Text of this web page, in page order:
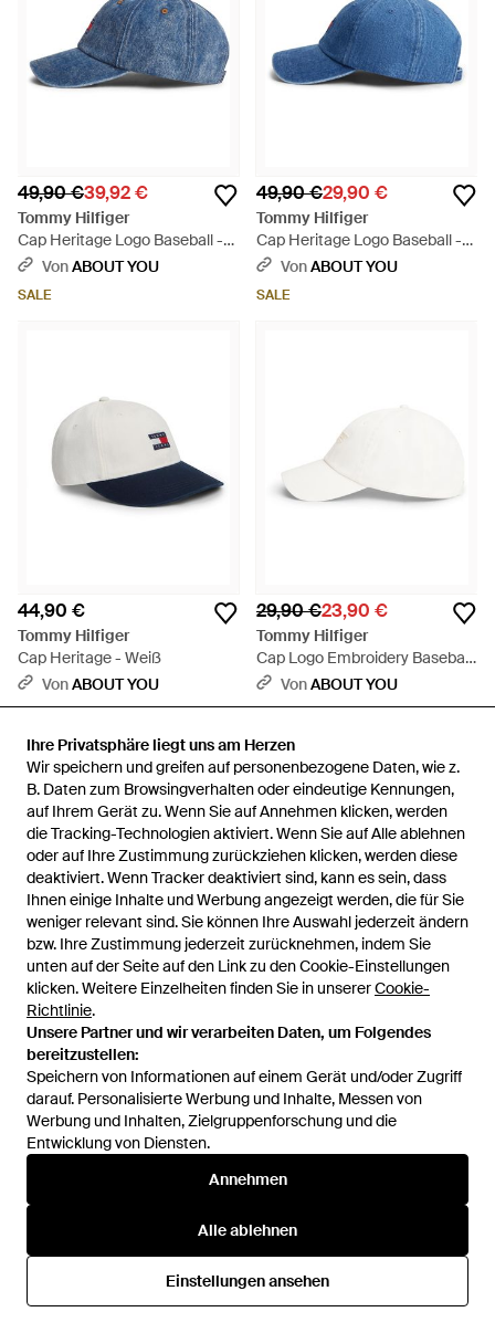
Ihre Privatsphäre liegt uns am Herzen
Wir speichern und greifen auf personenbezogene Daten, wie z.
B. Daten zum Browsingverhalten oder eindeutige Kennungen,
auf Ihrem Gerät zu. Wenn Sie auf Annehmen klicken, werden
die Tracking-Technologien aktiviert. Wenn Sie auf Alle ablehnen
oder auf Ihre Zustimmung zurückziehen klicken, werden diese
deaktiviert. Wenn Tracker deaktiviert sind, kann es sein, dass
Ihnen einige Inhalte und Werbung angezeigt werden, die für Sie
weniger relevant sind. Sie können Ihre Auswahl jederzeit ändern
bzw. Ihre Zustimmung jederzeit zurücknehmen, indem Sie
unten auf der Seite auf den Link zu den Cookie-Einstellungen
klicken. Weitere Einzelheiten finden Sie in unsererCookie-
Richtlinie.
Unsere Partner und wir verarbeiten Daten, um Folgendes
bereitzustellen:
Speichern von Informationen auf einem Gerät und/oder Zugriff
darauf. Personalisierte Werbung und Inhalte, Messen von
Werbung und Inhalten, Zielgruppenforschung und die
Entwicklung von Diensten.
Annehmen
Alle ablehnen
Einstellungen ansehen
Ihre Privatsphäre liegt uns am Herzen
Wir speichern und greifen auf personenbezogene Daten, wie z.
B. Daten zum Browsingverhalten oder eindeutige Kennungen,
auf Ihrem Gerät zu. Wenn Sie auf Annehmen klicken, werden
die Tracking-Technologien aktiviert. Wenn Sie auf Alle ablehnen
oder auf Ihre Zustimmung zurückziehen klicken, werden diese
deaktiviert. Wenn Tracker deaktiviert sind, kann es sein, dass
Ihnen einige Inhalte und Werbung angezeigt werden, die für Sie
weniger relevant sind. Sie können Ihre Auswahl jederzeit ändern
bzw. Ihre Zustimmung jederzeit zurücknehmen, indem Sie
unten auf der Seite auf den Link zu den Cookie-Einstellungen
klicken. Weitere Einzelheiten finden Sie in unsererCookie-
Richtlinie.
Unsere Partner und wir verarbeiten Daten, um Folgendes
bereitzustellen:
Speichern von Informationen auf einem Gerät und/oder Zugriff
darauf. Personalisierte Werbung und Inhalte, Messen von
Werbung und Inhalten, Zielgruppenforschung und die
Entwicklung von Diensten.
Annehmen
Alle ablehnen
Einstellungen ansehen
49,90 €39,92 €
Tommy Hilfiger
Cap Heritage Logo Baseball -
BlauVonABOUT YOU
SALE
49,90 €29,90 €
Tommy Hilfiger
Cap Heritage Logo Baseball -
BlauVonABOUT YOU
SALE
44,90 €
Tommy Hilfiger
Cap Heritage - Weiß
VonABOUT YOU
29,90 €23,90 €
Tommy Hilfiger
Cap Logo Embroidery Baseball
- Weiß
VonABOUT YOU
SALE
44,90 €35,91 €
Tommy Hilfiger
Cap Six-Panel Baseball - Weiß
VonABOUT YOU
SALE
59,90 € 47,92 €
Cap Nautical - Blau
VonABOUT YOU
SALE